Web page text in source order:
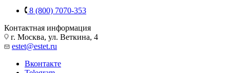
8 (800) 7070-353
Контактная информация
г. Москва, ул. Веткина, 4
estet@estet.ru
Вконтакте